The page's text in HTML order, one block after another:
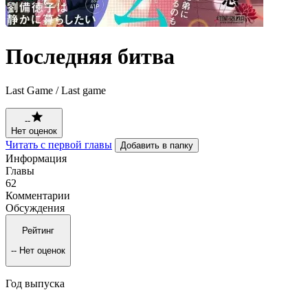
Последняя битва
Last Game / Last game
--
Нет оценок
Читать с первой главы Добавить в папку
Информация
Главы
62
Комментарии
Обсуждения
Рейтинг
-- Нет оценок
Год выпуска